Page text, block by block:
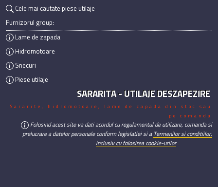
Cele mai cautate piese utilaje
Furnizorul group:
Lame de zapada
Hidromotoare
Snecuri
Piese utilaje
SARARITA - UTILAJE DESZAPEZIRE
Sararite, hidromotoare, lame de zapada din stoc sau
pe comanda
Folosind acest site va dati acordul cu regulamentul de utilizare, comanda si
prelucrare a datelor personale conform legislatiei si a Termenilor si conditiilor,
inclusiv cu folosirea cookie-urilor